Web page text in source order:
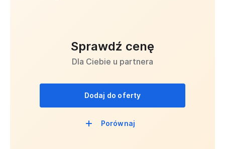
Sprawdź cenę
Dla Ciebie u partnera
Dodaj do oferty
Porównaj